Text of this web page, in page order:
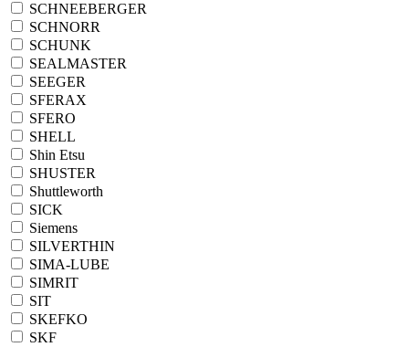
SCHNEEBERGER
SCHNORR
SCHUNK
SEALMASTER
SEEGER
SFERAX
SFERO
SHELL
Shin Etsu
SHUSTER
Shuttleworth
SICK
Siemens
SILVERTHIN
SIMA-LUBE
SIMRIT
SIT
SKEFKO
SKF